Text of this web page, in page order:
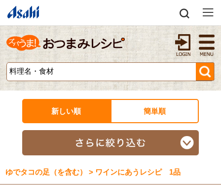
新しい順 簡単順
ゆでタコの足（を含む） > ワインにあうレシピ 1品